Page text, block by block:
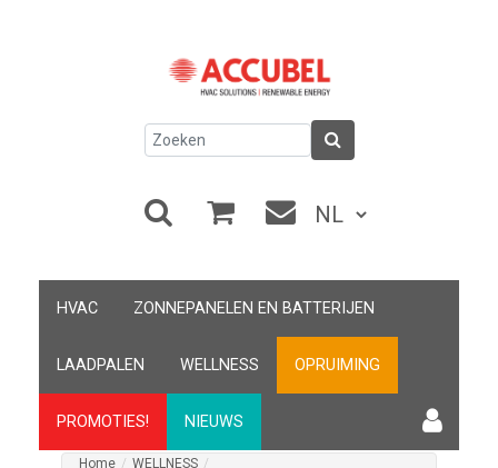
HVAC ZONNEPANELEN EN BATTERIJEN
LAADPALEN WELLNESS OPRUIMING
PROMOTIES! NIEUWS
Home / WELLNESS /